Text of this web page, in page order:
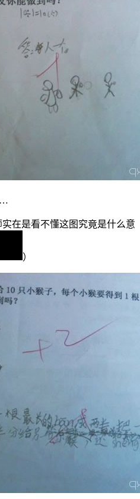
实在是看不懂这图究竟是什么意
）